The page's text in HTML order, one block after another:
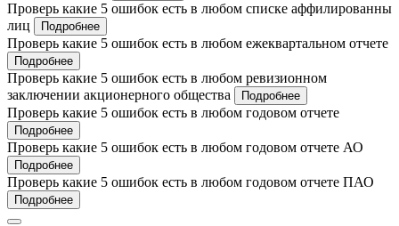
Проверь какие 5 ошибок есть в любом списке аффилированны
лиц
Подробнее
Проверь какие 5 ошибок есть в любом ежеквартальном отчете
Подробнее
Проверь какие 5 ошибок есть в любом ревизионном
заключении акционерного общества
Подробнее
Проверь какие 5 ошибок есть в любом годовом отчете
Подробнее
Проверь какие 5 ошибок есть в любом годовом отчете АО
Подробнее
Проверь какие 5 ошибок есть в любом годовом отчете ПАО
Подробнее